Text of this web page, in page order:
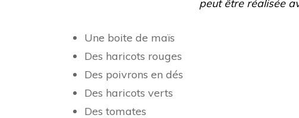
peut être réalisée
Une boite de maïs
Des haricots rouges
Des poivrons en dés
Des haricots verts
Des tomates